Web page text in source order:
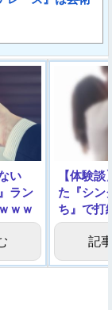
い
ラン
ｗｗ
【体験
た『シン
ち』で打
記